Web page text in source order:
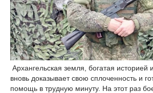
Архангельская земля, богатая историей
вновь доказывает свою сплоченность и
помощь в трудную минуту. На этот раз